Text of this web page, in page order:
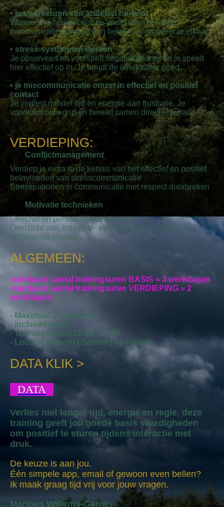
• je voorkeuren van anderen herkent
Wanneer je herkent wat de ander stimuleert, de
communicatie aanpast dan bereik- en motiveer je elkaar.
• stress-systhemen werken
Je observeert en voorspelt negatief gedrag en je speelt
hier effectief op in. Je houdt de (werk)sfeer goed.
• je miscommunicatie omzet in effectief en positief
contact
Je verliest minder tijd en energie aan frustratie. Je
voorkomt onbegrip en bereikt samen direct resultaat.
VERDIEPING:
Conflictmanagement
Verdiep je extra in de kennis van het effectief en positief
beïnvloeden van stresscommunicatie
Stresspatronen in communicatie met respect doorbreken
Motivatie technieken
Gerichte en persoonlijke motivatie
Overzicht van, inzicht in- en invloed op motivatie in
uitdagende situaties
ALGEMEEN:
standaard aantal trainingsuren BASIS = 3 werkdagen
standaard aantal trainingsuren VERDIEPING = 2
werkdagen
- Maximaal 10 personen
- inclusief lunch
- Trainingstijden 10:00 - 17:00
- Locatie: Utrecht | Gemert | op locatie
DATA KLIK >
DATA
Verlies niet langer tijd, energie en regie, deze
training geeft jou goede basis vaardigheden
om positief te sturen tijdens interactie met
druk.
De keuze is aan jou.
Één simpele app, email of gewoon even bellen?
Ik maak graag tijd vrij voor jouw vragen.
Marloes Willems-Gerrits